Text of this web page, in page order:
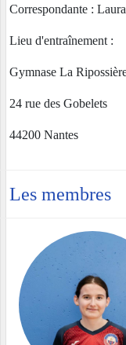
Correspondante :
Lieu d'entraînement :
Gymnase La
24 rue des Gobelets
44200 Nantes
Les membres